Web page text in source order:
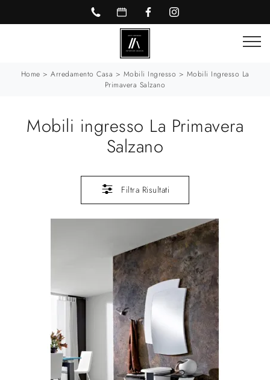
Home > Arredamento Casa > Mobili Ingresso > Mobili Ingresso La
Primavera Salzano
Mobili ingresso La Primavera
Salzano
Filtra Risultati